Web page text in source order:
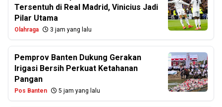
Tersentuh di Real Madrid, Vinicius Jadi
Pilar Utama
Olahraga 3 jam yang lalu
Pemprov Banten Dukung Gerakan
Irigasi Bersih Perkuat Ketahanan
Pangan
Pos Banten 5 jam yang lalu